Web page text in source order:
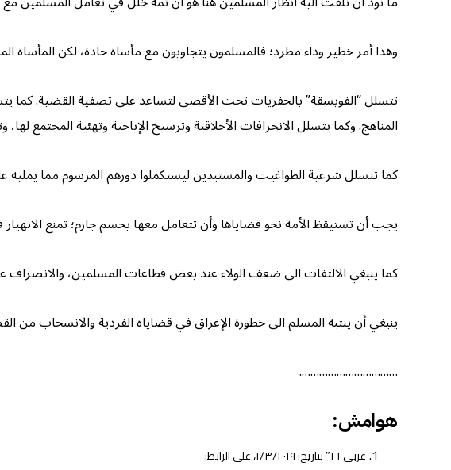
وهذا أمر خطير وداء مطرد؛ فالمسلمون يتجاوبون مع مأساة حادة، لكن المأساة
تتسلل “الفويسقة” بالحفريات تحت الأقصى لتساعد على تصفية القضية. كما
المناهج. وكما يتسلل الانحرافات الأخلاقية وترسيخ الإباحية وتهئية المجتمع لها،
كما تتسلل شرعية الطواغيت والمستبدين ليستكملوا دورهم المرسوم مما يمليه
يجب أن تستيقظ الأمة نحو قضاياها وأن تتعامل معها بحسم جازم؛ تمنع
كما ينبغي الالتفات الى ضعف الولاء عند بعض قطاعات المسلمين، والانصراف
ينبغي أن ينتبه المسلم الى خطورة الإغراق في قضاياه الفردية والانسحاب من
…………………………….
هوامش:
عربي ٢١″ بتاريخ: ١/٣/٢٠١٩، على الرابط: